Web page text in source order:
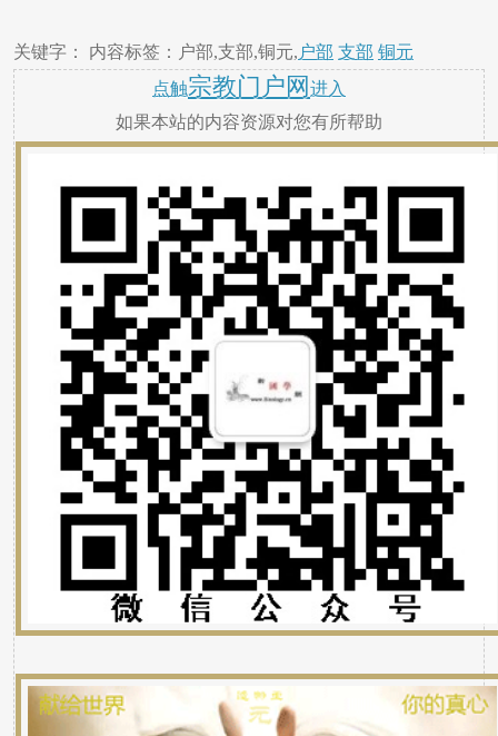
关键字： 内容标签：户部,支部,铜元, 户部 支部 铜元
点触宗教门户网 进入
如果本站的内容资源对您有所帮助